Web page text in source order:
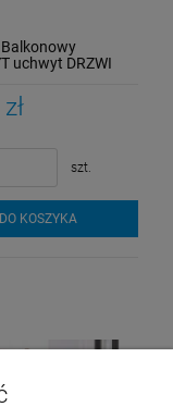
uchwyt DRZWI
szt.
DO KOSZYKA